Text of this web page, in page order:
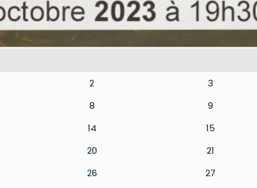
2 3
8 9
14 15
20 21
26 27